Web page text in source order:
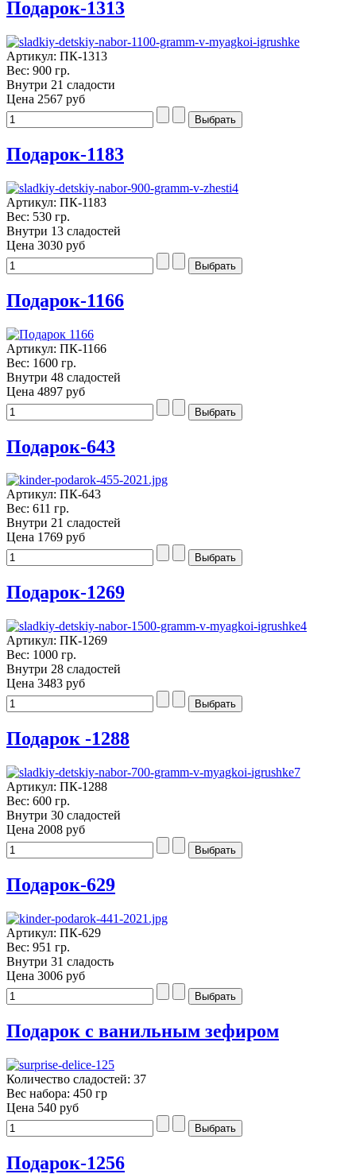
Подарок-1313
Артикул: ПК-1313
Вес: 900 гр.
Внутри 21 сладости
Цена 2567 руб
Подарок-1183
Артикул: ПК-1183
Вес: 530 гр.
Внутри 13 сладостей
Цена 3030 руб
Подарок-1166
Артикул: ПК-1166
Вес: 1600 гр.
Внутри 48 сладостей
Цена 4897 руб
Подарок-643
Артикул: ПК-643
Вес: 611 гр.
Внутри 21 сладостей
Цена 1769 руб
Подарок-1269
Артикул: ПК-1269
Вес: 1000 гр.
Внутри 28 сладостей
Цена 3483 руб
Подарок -1288
Артикул: ПК-1288
Вес: 600 гр.
Внутри 30 сладостей
Цена 2008 руб
Подарок-629
Артикул: ПК-629
Вес: 951 гр.
Внутри 31 сладость
Цена 3006 руб
Подарок с ванильным зефиром
Количество сладостей: 37
Вес набора: 450 гр
Цена 540 руб
Подарок-1256